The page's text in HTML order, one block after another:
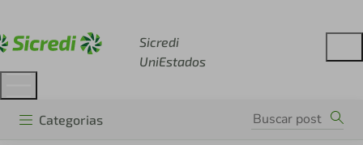
Sicredi
UniEstados
Categorias